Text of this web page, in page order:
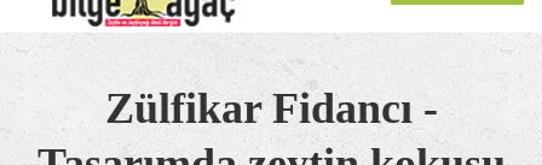
Zülfikar Fidancı -